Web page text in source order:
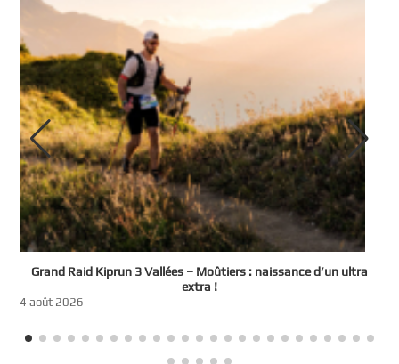
Grand Raid Kiprun 3 Vallées – Moûtiers : naissance d’un ultra
extra !
4 août 2026